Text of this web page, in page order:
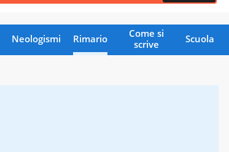
Neologismi Rimario
Come si
scrive
Scuola